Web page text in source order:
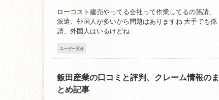
ローコスト建売やってる会社って作業してるの孫請、
派遣、外国人が多いから問題はありますね 大手でも孫
請、外国人はいるけどね
ユーザー区分
飯田産業の口コミと評判、クレーム情報のま
とめ記事